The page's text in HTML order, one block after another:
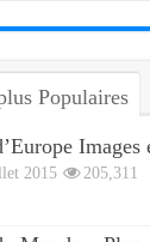
Populaires
Images
2015 205,311